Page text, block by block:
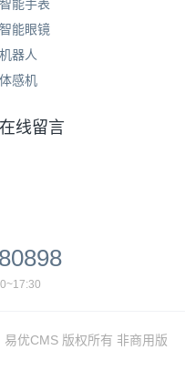
智能手表
智能眼镜
机器人
体感机
在线留言
优CMS 版权所有 非商用版